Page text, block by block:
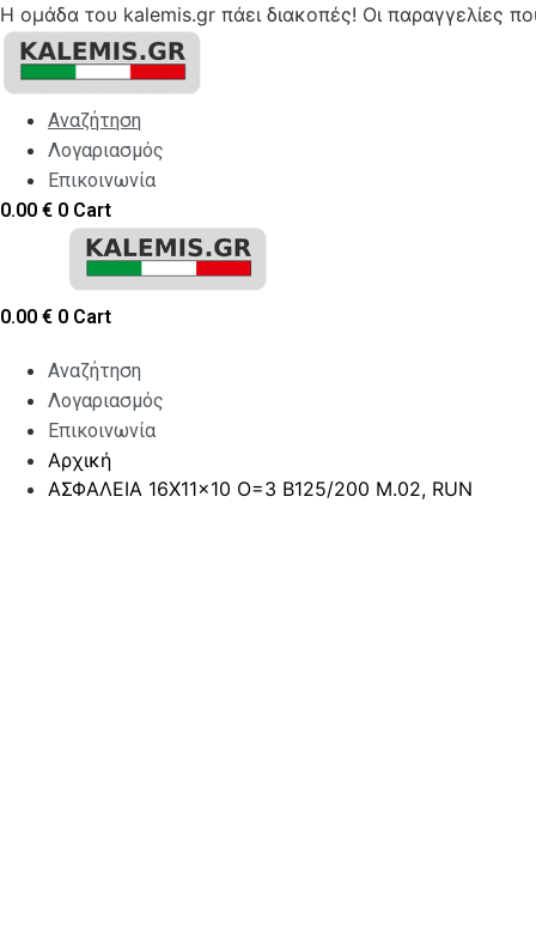
Η ομάδα του kalemis.gr πάει διακοπές! Οι παραγγελίες
Skip
content
Αναζήτηση
Λογαριασμός
Επικοινωνία
0.00 € 0 Cart
0.00 € 0 Cart
Αναζήτηση
Λογαριασμός
Επικοινωνία
Αρχική
ΑΣΦΑΛΕΙΑ 16X11x10 O=3 B125/200 M.02, RUN